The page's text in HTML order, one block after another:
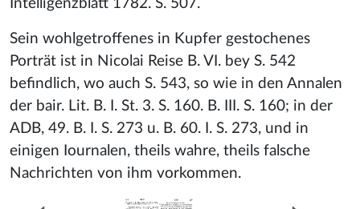
Intelligenzblatt 1782. S. 507.
Sein wohlgetroffenes in Kupfer gestochenes
Porträt ist in Nicolai Reise B. VI. bey S. 542
befindlich, wo auch S. 543, so wie in den Annalen
der bair. Lit. B. I. St. 3. S. 160. B. III. S. 160; in der
ADB, 49. B. I. S. 273 u. B. 60. I. S. 273, und in
einigen Iournalen, theils wahre, theils falsche
Nachrichten von ihm vorkommen.